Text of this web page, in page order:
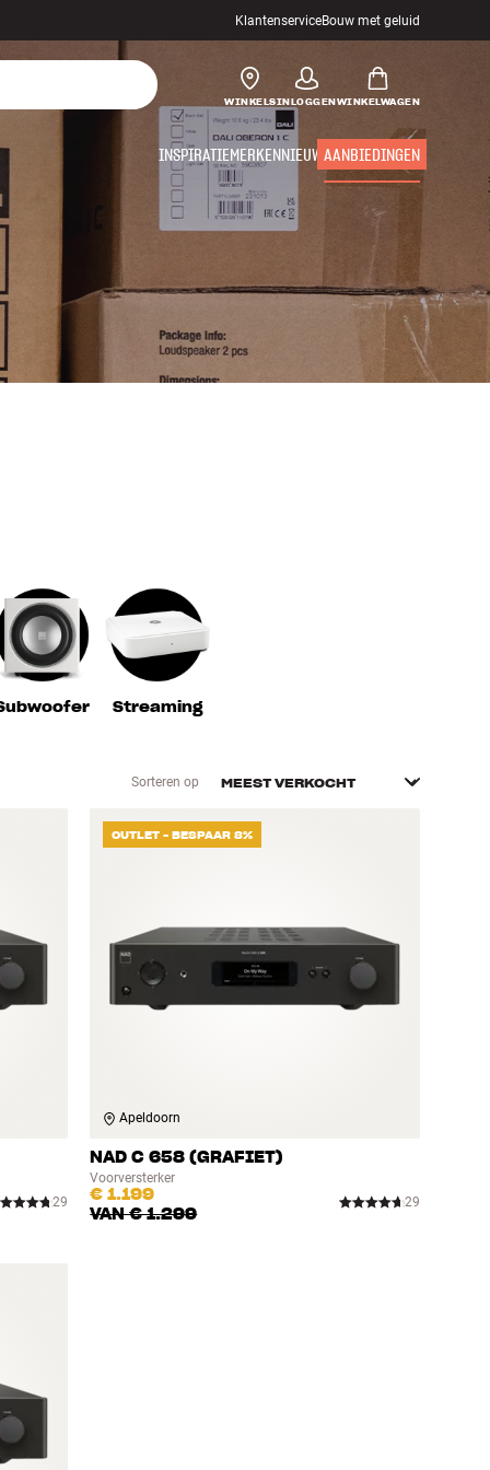
KlantenserviceBouw met geluid
WINKELSINLOGGENWINKELWAGEN
INSPIRATIEMERKENNIEUW AANBIEDINGEN
Streaming
Sorteren op
29
OUTLET - BESPAAR 8%
Apeldoorn
NAD C 658 (GRAFIET)
Voorversterker
€ 1.199
VAN€ 1.299
29